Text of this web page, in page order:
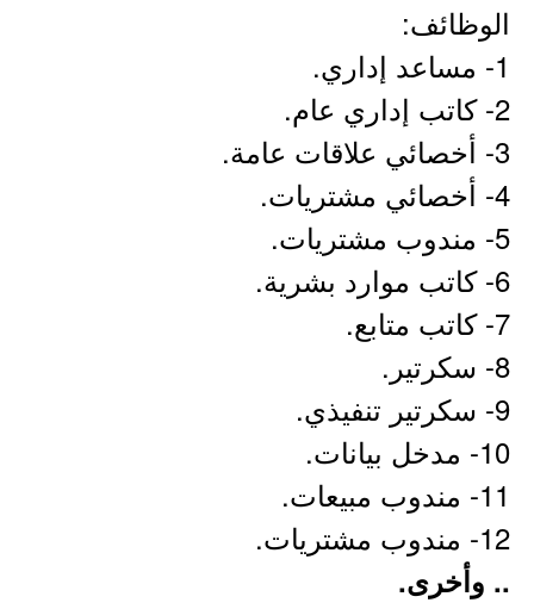
الوظائف:
1- مساعد إداري.
2- كاتب إداري عام.
3- أخصائي علاقات عامة.
4- أخصائي مشتريات.
5- مندوب مشتريات.
6- كاتب موارد بشرية.
7- كاتب متابع.
8- سكرتير.
9- سكرتير تنفيذي.
10- مدخل بيانات.
11- مندوب مبيعات.
12- مندوب مشتريات.
.. وأخرى.